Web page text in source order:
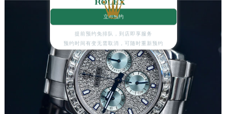
立即预约
提前预约免排队，到店即享服务
预约时间有变无需取消，可随时重新预约